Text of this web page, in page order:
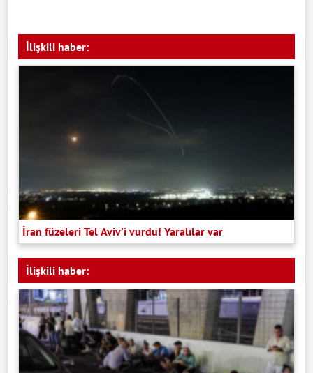
İlişkili haber:
İran füzeleri Tel Aviv'i vurdu! Yaralılar var
İlişkili haber: